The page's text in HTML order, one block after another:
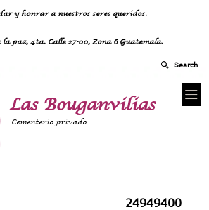
y honrar a nuestros seres queridos.
paz, 4ta. Calle 27-00, Zona 6 Guatemala.
Las Bouganvilias
Cementerio privado
24949400